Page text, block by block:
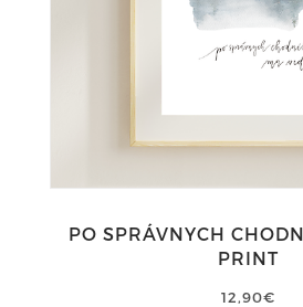
PO SPRÁVNYCH
PRINT
12,90€